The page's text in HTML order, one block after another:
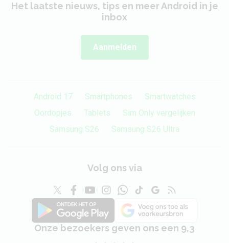
Het laatste nieuws, tips en meer Android in je
inbox
Aanmelden
Android 17 Smartphones
Smartwatches
Oordopjes
Tablets
Sim Only vergelijken
Samsung S26
Samsung S26 Ultra
Volg ons via
Onze bezoekers geven ons een 9,3